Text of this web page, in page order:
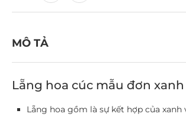
MÔ TẢ
Lẵng hoa cúc mẫu đơn xanh
Lẵng hoa gồm là sự kết hợp của xanh